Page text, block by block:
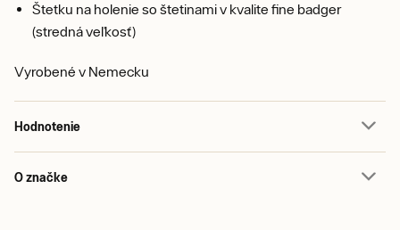
Štetku na holenie so štetinami v kvalite fine badger
(stredná veľkosť)
Vyrobené v Nemecku
Hodnotenie
O značke